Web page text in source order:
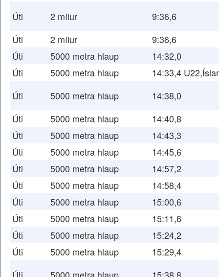
Úti
2 mílur
9:36,6
Úti
2 mílur
9:36,6
Úti
5000 metra hlaup
14:32,0
Úti
5000 metra hlaup
14:33,4
Úti
5000 metra hlaup
14:38,0
Úti
5000 metra hlaup
14:40,8
Úti
5000 metra hlaup
14:43,3
Úti
5000 metra hlaup
14:45,6
Úti
5000 metra hlaup
14:57,2
Úti
5000 metra hlaup
14:58,4
Úti
5000 metra hlaup
15:00,6
Úti
5000 metra hlaup
15:11,6
Úti
5000 metra hlaup
15:24,2
Úti
5000 metra hlaup
15:29,4